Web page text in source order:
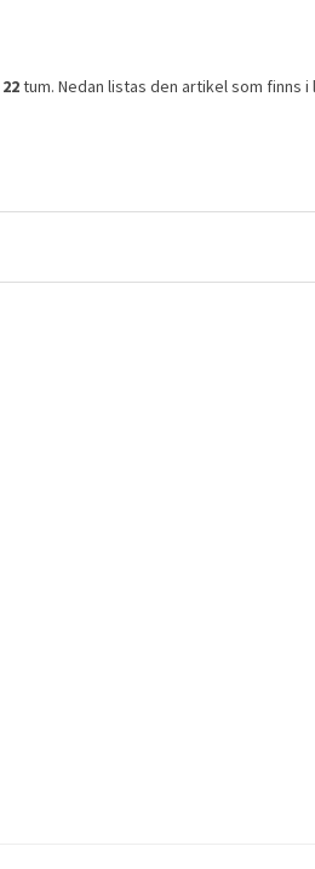
22tum. Nedan listas den artikel som finns